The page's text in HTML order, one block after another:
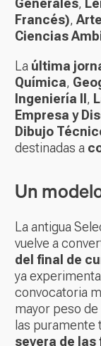
Generales,
Francés),
Ciencias
La última
Química,
Ingeniería II ,
Empresa y
Dibujo
destinadas a
Un
La antigua
vuelve a
del final de
ya experimenta
convocatoria
mayor peso de
las puramente
severa de